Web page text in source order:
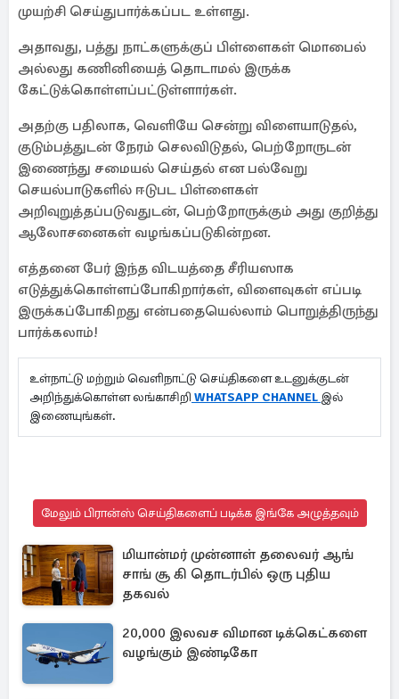
முயற்சி செய்துபார்க்கப்பட உள்ளது.
அதாவது, பத்து நாட்களுக்குப் பிள்ளைகள் மொபைல்
அல்லது கணினியைத் தொடாமல் இருக்க
கேட்டுக்கொள்ளப்பட்டுள்ளார்கள்.
அதற்கு பதிலாக, வெளியே சென்று விளையாடுதல்,
குடும்பத்துடன் நேரம் செலவிடுதல், பெற்றோருடன்
இணைந்து சமையல் செய்தல் என பல்வேறு
செயல்பாடுகளில் ஈடுபட பிள்ளைகள்
அறிவுறுத்தப்படுவதுடன், பெற்றோருக்கும் அது குறித்து
ஆலோசனைகள் வழங்கப்படுகின்றன.
எத்தனை பேர் இந்த விடயத்தை சீரியஸாக
எடுத்துக்கொள்ளப்போகிறார்கள், விளைவுகள் எப்படி
இருக்கப்போகிறது என்பதையெல்லாம் பொறுத்திருந்து
பார்க்கலாம்!
உள்நாட்டு மற்றும் வெளிநாட்டு செய்திகளை உடனுக்குடன்
அறிந்துக்கொள்ள லங்காசிறி WHATSAPP CHANNEL இல்
இணையுங்கள்.
மேலும் பிரான்ஸ் செய்திகளைப் படிக்க இங்கே அழுத்தவும்
மியான்மர் முன்னாள் தலைவர் ஆங்
சாங் சூ கி தொடர்பில் ஒரு புதிய
தகவல்
20,000 இலவச விமான டிக்கெட்களை
வழங்கும் இண்டிகோ